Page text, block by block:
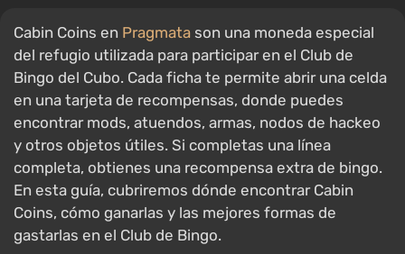
Cabin Coins en Pragmata son una moneda especial
del refugio utilizada para participar en el Club de
Bingo del Cubo. Cada ficha te permite abrir una celda
en una tarjeta de recompensas, donde puedes
encontrar mods, atuendos, armas, nodos de hackeo
y otros objetos útiles. Si completas una línea
completa, obtienes una recompensa extra de bingo.
En esta guía, cubriremos dónde encontrar Cabin
Coins, cómo ganarlas y las mejores formas de
gastarlas en el Club de Bingo.